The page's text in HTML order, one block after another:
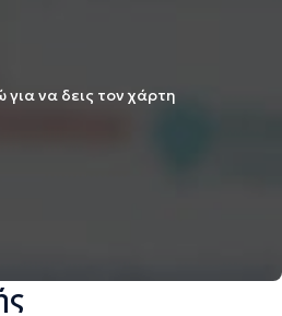
για να δεις τον χάρτη